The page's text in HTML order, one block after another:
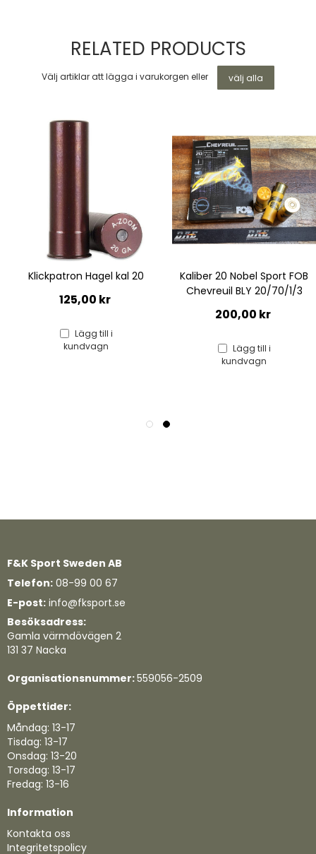
RELATED PRODUCTS
Välj artiklar att lägga i varukorgen eller välj alla
Kaliber 20 Nobel Sport FOB
Lägg till i
Kaliber 20 Nobel Sport 20/70
FOB Sweet Copper 28G
395,00 kr
Lägg till i
kundvagn
F&K Sport Sweden AB
Telefon: 08-99 00 67
E-post: info@fksport.se
Besöksadress:
Gamla värmdövägen 2
131 37 Nacka
Organisationsnummer:559056-2509
Öppettider:
Måndag: 13-17
Tisdag: 13-17
Onsdag: 13-20
Torsdag: 13-17
Fredag: 13-16
Information
Kontakta oss
Integritetspolicy